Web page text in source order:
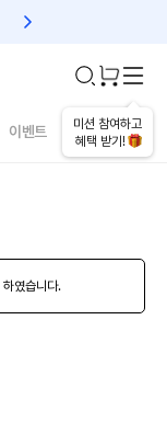
친구초대 1만원 리워드!
미션 참여하고
혜택 받기!
이벤트 건강매거진
하였습니다.